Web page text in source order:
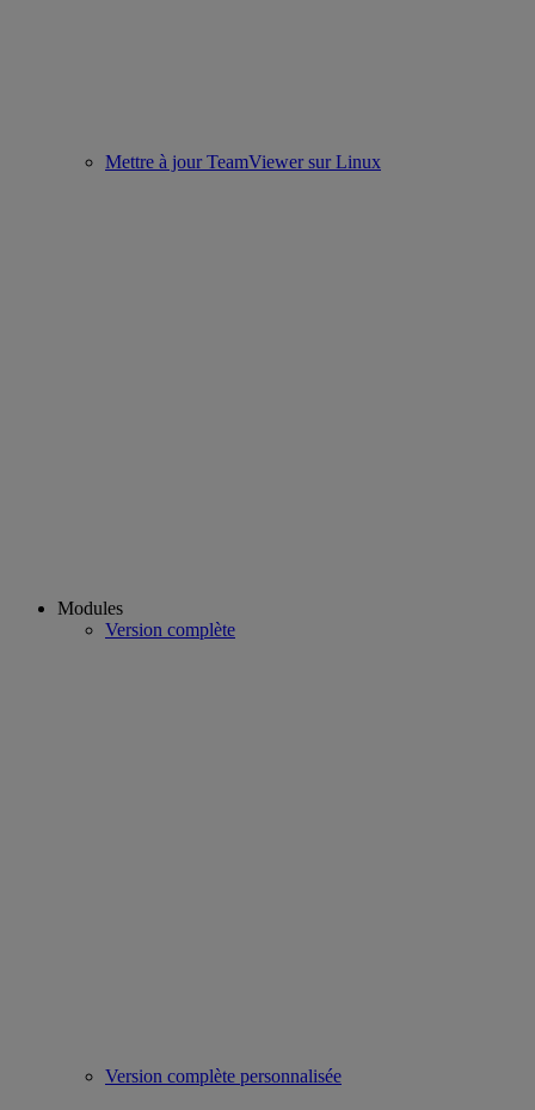
Mettre à jour TeamViewer sur Linux
Modules
Version complète
Version complète personnalisée